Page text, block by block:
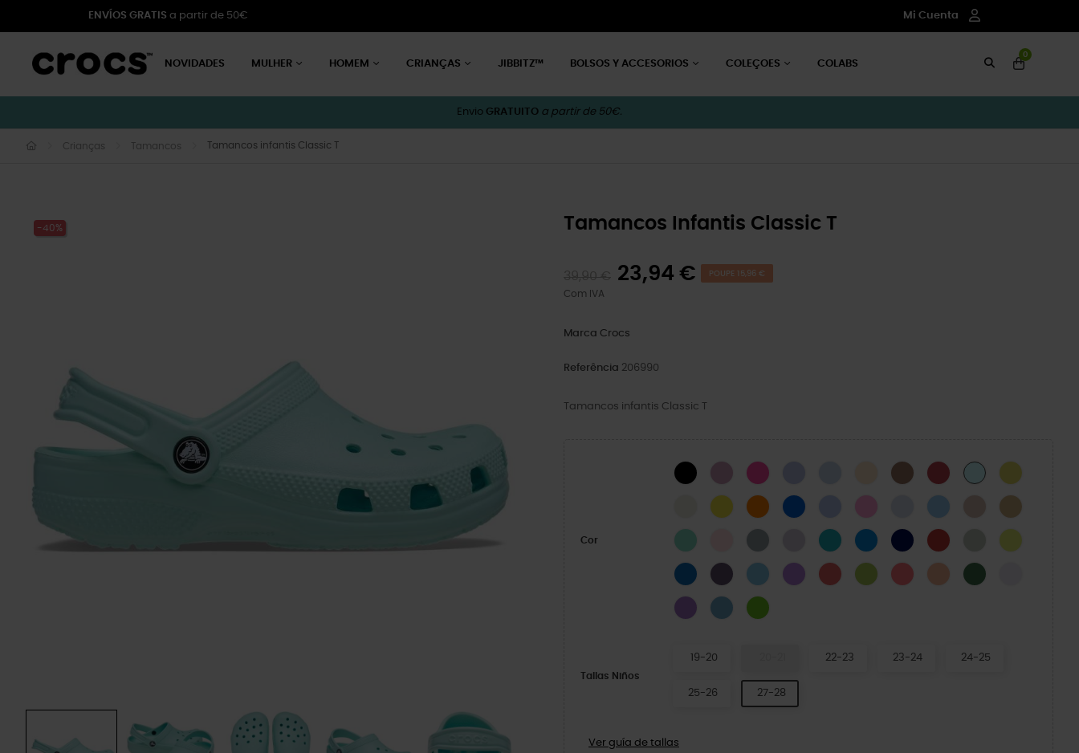
ENVÍOS GRATIS a partir de 50€ Mi Cuenta
NOVIDADES MULHER HOMEM CRIANÇAS JIBBITZ™ BOLSOS Y ACCESORIOS COLEÇOES COLABS
0
Envio GRATUITO a partir de 50€.
Crianças Tamancos Tamancos infantis Classic T
-40% Tamancos Infantis Classic T
23,94 € POUPE 15,96 €
Com IVA
Marca Crocs
Referência 206990
Tamancos infantis Classic T
Cor
BLACK HydrangeaPink Crush Blue CalciteGolden HourMilk Chocolate
Varsity RedAquamarine
CYBER
Osso Limão Zing LaranjaParafuso AzulGeleia da LuaTaffy RosaDreamscape Quartz
Lagoon Pink Milk LavandaTurbo TealCobalto brilhante
NAVY Pimenta SHITAKE
OceanoDARK IRISVenetian Blue
GalaxyMelancia Neon
LimeadeGuava Electric Sunstone
Field Green
Purple Elite BlueCrocs Green
Tallas Niños
19-20 22-23 23-24 24-25
25-26 27-28
Ver guía de tallas